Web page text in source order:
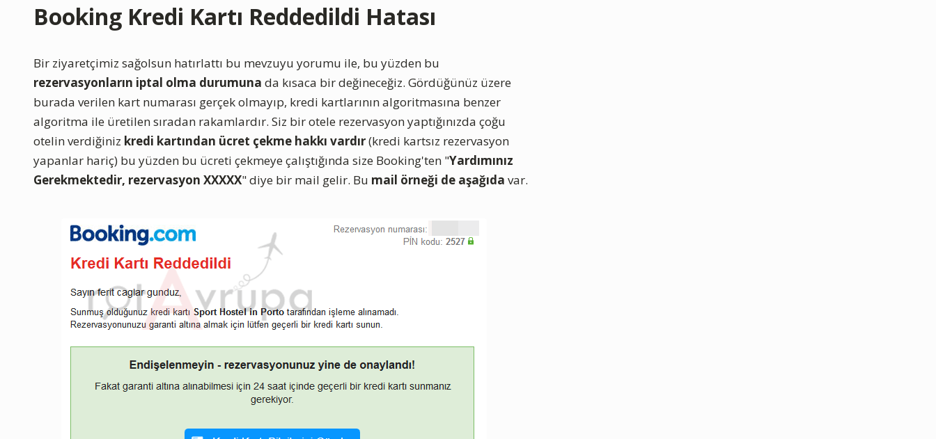
Booking Kredi Kartı Reddedildi Hatası
Bir ziyaretçimiz sağolsun hatırlattı bu mevzuyu yorumu ile, bu yüzden bu
rezervasyonların iptal olma durumuna da kısaca bir değineceğiz. Gördüğünüz üzere
burada verilen kart numarası gerçek olmayıp, kredi kartlarının algoritmasına benzer
algoritma ile üretilen sıradan rakamlardır. Siz bir otele rezervasyon yaptığınızda çoğu
otelin verdiğiniz kredi kartından ücret çekme hakkı vardır(kredi kartsız rezervasyon
yapanlar hariç) bu yüzden bu ücreti çekmeye çalıştığında size Booking'ten "Yardımınız
Gerekmektedir, rezervasyon XXXXX" diye bir mail gelir. Bu mail örneği de aşağıda var.